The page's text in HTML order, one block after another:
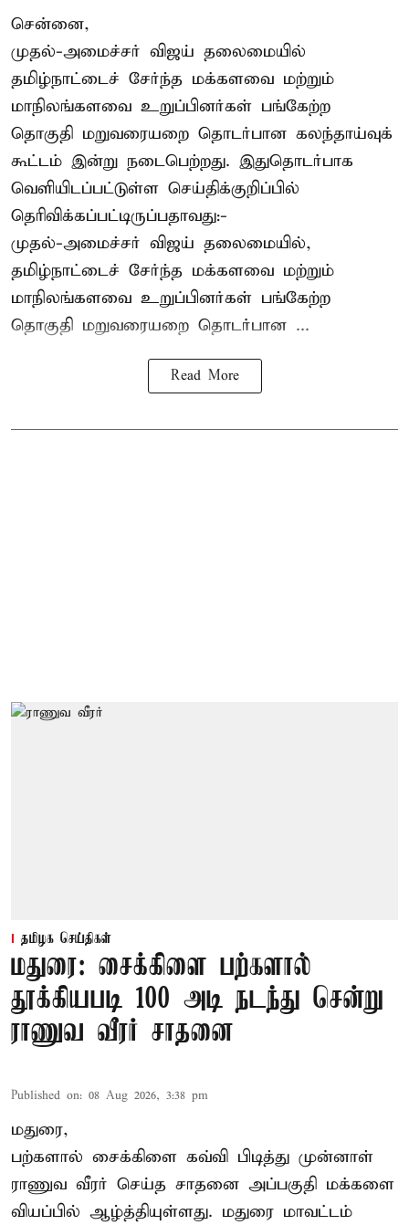
சென்னை,
முதல்-அமைச்சர் விஜய் தலைமையில்
தமிழ்நாட்டைச் சேர்ந்த மக்களவை மற்றும்
மாநிலங்களவை உறுப்பினர்கள் பங்கேற்ற
தொகுதி மறுவரையறை தொடர்பான கலந்தாய்வுக்
கூட்டம் இன்று நடைபெற்றது. இதுதொடர்பாக
வெளியிடப்பட்டுள்ள செய்திக்குறிப்பில்
தெரிவிக்கப்பட்டிருப்பதாவது:-
முதல்-அமைச்சர் விஜய் தலைமையில்,
தமிழ்நாட்டைச் சேர்ந்த மக்களவை மற்றும்
மாநிலங்களவை உறுப்பினர்கள் பங்கேற்ற
தொகுதி மறுவரையறை தொடர்பான ...
Read More
தமிழக செய்திகள்
மதுரை: சைக்கிளை பற்களால்
தூக்கியபடி 100 அடி நடந்து சென்று
ராணுவ வீரர் சாதனை
Published on: 08 Aug 2026, 3:38 pm
மதுரை,
பற்களால் சைக்கிளை கவ்வி பிடித்து முன்னாள்
ராணுவ வீரர் செய்த சாதனை அப்பகுதி மக்களை
வியப்பில் ஆழ்த்தியுள்ளது. மதுரை மாவட்டம்